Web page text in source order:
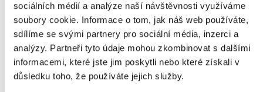
sociálních médií a analýze naší návštěvnosti využíváme
soubory cookie. Informace o tom, jak náš web používáte,
sdílíme se svými partnery pro sociální média, inzerci a
analýzy. Partneři tyto údaje mohou zkombinovat s dalšími
informacemi, které jste jim poskytli nebo které získali v
důsledku toho, že používáte jejich služby.
Památník je inspirován osudem dívky Sadako
Sasaki, která pro svůj pohnutý příběh bývá
někdy nazývána „hirošimská Anne Franková“.
V době výbuchu bylo Sadako 11 let